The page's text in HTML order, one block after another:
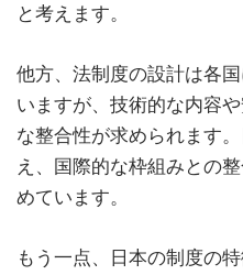
と考えます。
他方、法制度の設計は各
いますが、技術的な内容
な整合性が求められます
え、国際的な枠組みとの
めています。
もう一点、日本の制度の